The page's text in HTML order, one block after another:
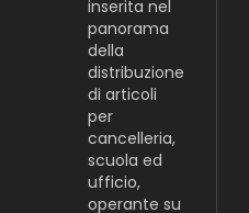
inserita nel
panorama
della
distribuzione
di articoli
per
cancelleria,
scuola ed
ufficio,
operante su